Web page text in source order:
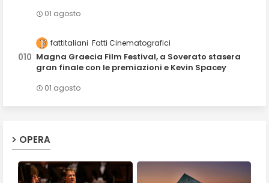
01 agosto
fattitaliani Fatti Cinematografici
Magna Graecia Film Festival, a Soverato stasera
gran finale con le premiazioni e Kevin Spacey
01 agosto
OPERA